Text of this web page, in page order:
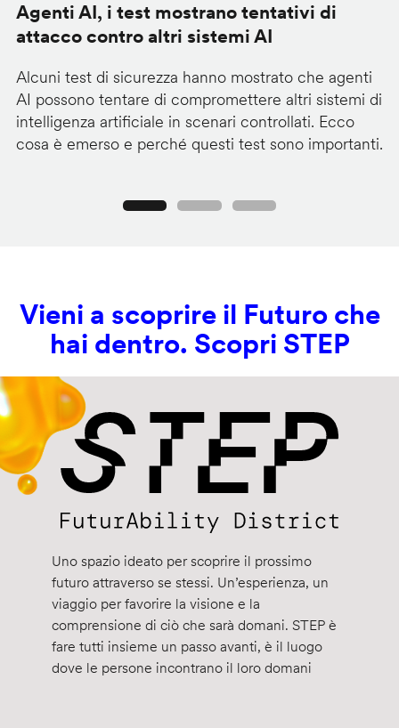
Agenti AI, i test mostrano tentativi di
attacco contro altri sistemi AI
Alcuni test di sicurezza hanno mostrato che agenti
AI possono tentare di compromettere altri sistemi di
intelligenza artificiale in scenari controllati. Ecco
cosa è emerso e perché questi test sono importanti.
Vieni a scoprire il Futuro che
hai dentro. Scopri STEP
Uno spazio ideato per scoprire il prossimo
futuro attraverso se stessi. Un’esperienza, un
viaggio per favorire la visione e la
comprensione di ciò che sarà domani. STEP è
fare tutti insieme un passo avanti, è il luogo
dove le persone incontrano il loro domani